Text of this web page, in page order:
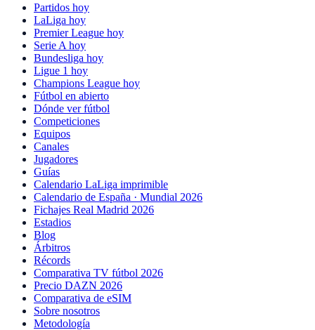
Partidos hoy
LaLiga hoy
Premier League hoy
Serie A hoy
Bundesliga hoy
Ligue 1 hoy
Champions League hoy
Fútbol en abierto
Dónde ver fútbol
Competiciones
Equipos
Canales
Jugadores
Guías
Calendario LaLiga imprimible
Calendario de España · Mundial 2026
Fichajes Real Madrid 2026
Estadios
Blog
Árbitros
Récords
Comparativa TV fútbol 2026
Precio DAZN 2026
Comparativa de eSIM
Sobre nosotros
Metodología